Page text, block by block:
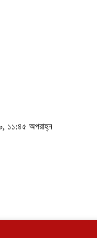
১১:৪৫ অপরাহ্ন